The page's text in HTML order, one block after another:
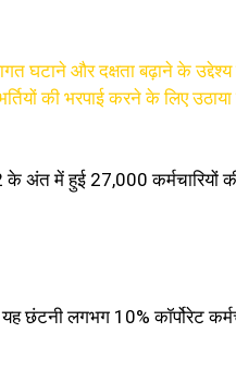
घटाने और दक्षता बढ़ाने के
की भरपाई करने के लिए
अंत में हुई 27,000 कर्मचारियों
लगभग 10% कॉर्पोरेट